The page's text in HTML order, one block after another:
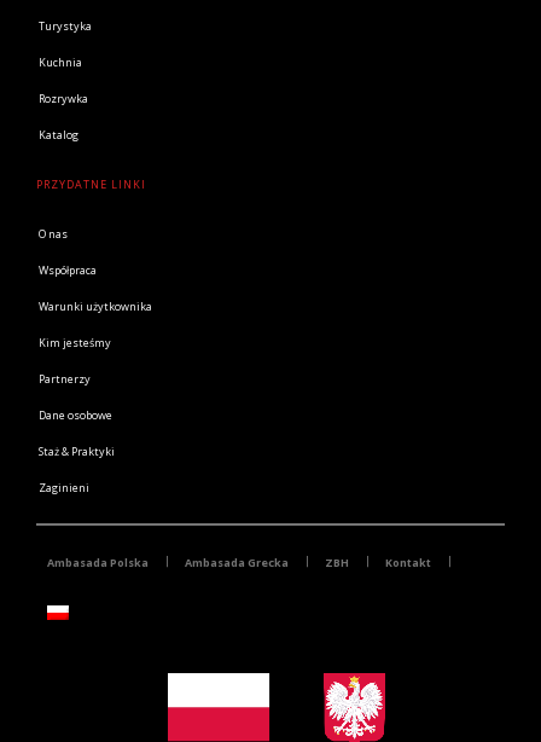
Turystyka
Kuchnia
Rozrywka
Katalog
PRZYDATNE LINKI
O nas
Współpraca
Warunki użytkownika
Kim jesteśmy
Partnerzy
Dane osobowe
Staż & Praktyki
Zaginieni
Ambasada Polska Ambasada Grecka ZBH Kontakt